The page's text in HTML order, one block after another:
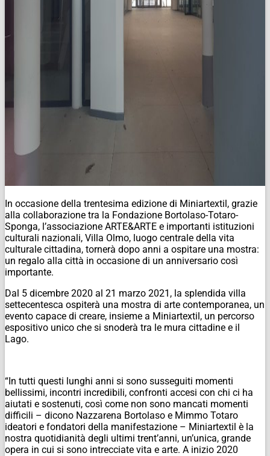
In occasione della trentesima edizione di Miniartextil, grazie
alla collaborazione tra la Fondazione Bortolaso-Totaro-
Sponga, l’associazione ARTE&ARTE e importanti istituzioni
culturali nazionali, Villa Olmo, luogo centrale della vita
culturale cittadina, tornerà dopo anni a ospitare una mostra:
un regalo alla città in occasione di un anniversario così
importante.
Dal 5 dicembre 2020 al 21 marzo 2021, la splendida villa
settecentesca ospiterà una mostra di arte contemporanea, un
evento capace di creare, insieme a Miniartextil, un percorso
espositivo unico che si snoderà tra le mura cittadine e il
Lago.
“In tutti questi lunghi anni si sono susseguiti momenti
bellissimi, incontri incredibili, confronti accesi con chi ci ha
aiutati e sostenuti, così come non sono mancati momenti
difficili – dicono Nazzarena Bortolaso e Mimmo Totaro
ideatori e fondatori della manifestazione – Miniartextil è la
nostra quotidianità degli ultimi trent’anni, un’unica, grande
opera in cui si sono intrecciate vita e arte. A inizio 2020